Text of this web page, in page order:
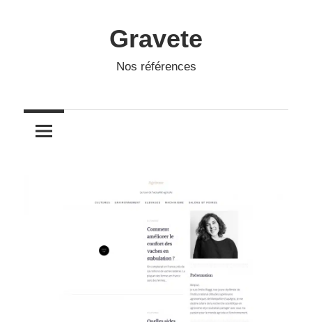
Gravete
Nos références